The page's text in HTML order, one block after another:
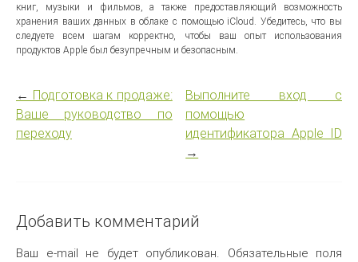
книг, музыки и фильмов, а также предоставляющий возможность
хранения ваших данных в облаке с помощью iCloud. Убедитесь, что вы
следуете всем шагам корректно, чтобы ваш опыт использования
продуктов Apple был безупречным и безопасным.
← Подготовка к продаже:
Ваше руководство по
переходу
Выполните вход с
помощью
идентификатора Apple ID
→
Добавить комментарий
Ваш e-mail не будет опубликован. Обязательные поля